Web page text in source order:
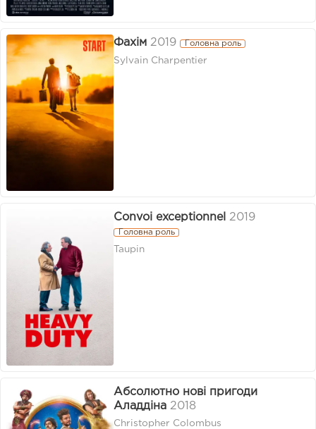
Фахім 2019 Головна роль
Sylvain Charpentier
Convoi exceptionnel 2019
Головна роль
Taupin
Абсолютно нові пригоди
Аладдіна 2018
Christopher Colombus